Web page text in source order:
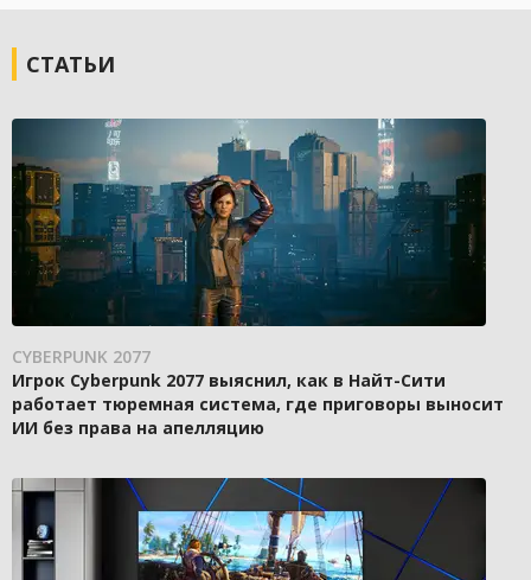
СТАТЬИ
CYBERPUNK 2077
Игрок Cyberpunk 2077 выяснил, как в Найт-Сити
работает тюремная система, где приговоры выносит
ИИ без права на апелляцию